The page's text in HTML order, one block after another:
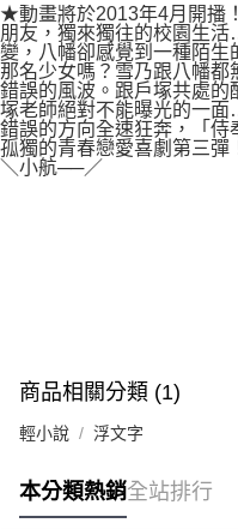
２．關於個人資料處理事宜，請
https://aftee.tw/terms/#terms3
３．未成年的使用者請事先徵得
「AFTEE先享後付」，若未經
任。
４．使用「AFTEE先享後付」
時審查核予不同之上限額度；若
請求用戶進行身份認證。
每筆NT$80，滿NT$500(含
宅配
每筆NT$100，滿NT$800(含
國家/地區配送
★動畫將於2013年4月開播
朋友，獨來獨往的校園生
變，八幡卻感覺到一種陌生
那名少女嗎？雪乃跟八幡
錯誤的風波。跟戶塚共處
塚老師絕對不能曝光的一
錯誤的方向全速狂奔，「侍
孤獨的青春戀愛喜劇第三
＼小航──／
商品相關分類 (1)
輕小說 浮文字
本分類熱銷全站排行